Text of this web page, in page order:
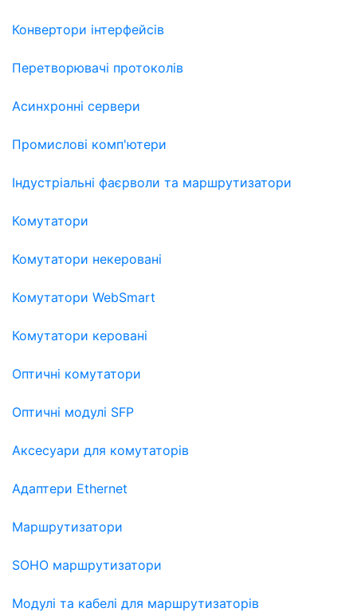
Конвертори інтерфейсів
Перетворювачі протоколів
Асинхронні сервери
Промислові комп'ютери
Індустріальні фаєрволи та маршрутизатори
Комутатори
Комутатори некеровані
Комутатори WebSmart
Комутатори керовані
Оптичні комутатори
Оптичні модулі SFP
Аксесуари для комутаторів
Адаптери Ethernet
Маршрутизатори
SOHO маршрутизатори
Модулі та кабелі для маршрутизаторів